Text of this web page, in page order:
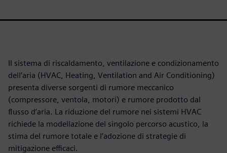
Il sistema di riscaldamento, ventilazione e condizionamento
dell’aria (HVAC, Heating, Ventilation and Air Conditioning)
presenta diverse sorgenti di rumore meccanico
(compressore, ventola, motori) e rumore prodotto dal
flusso d’aria. La riduzione del rumore nei sistemi HVAC
richiede la modellazione del singolo percorso acustico, la
stima del rumore totale e l’adozione di strategie di
mitigazione efficaci.